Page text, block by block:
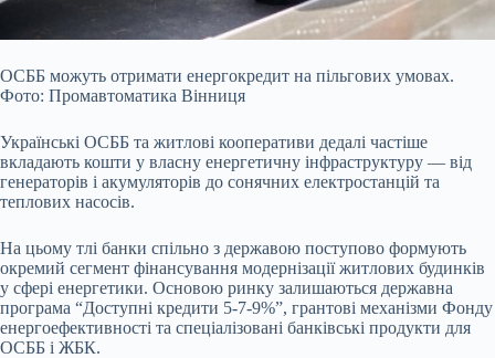
ОСББ можуть отримати енергокредит на пільгових умовах.
Фото: Промавтоматика Вінниця
Українські ОСББ та житлові кооперативи дедалі частіше
вкладають кошти у власну енергетичну інфраструктуру — від
генераторів і акумуляторів до сонячних електростанцій та
теплових насосів.
На цьому тлі банки спільно з державою поступово формують
окремий сегмент фінансування модернізації житлових будинків
у сфері енергетики. Основою ринку залишаються державна
програма “Доступні кредити 5-7-9%”, грантові механізми Фонду
енергоефективності та спеціалізовані банківські продукти для
ОСББ і ЖБК.